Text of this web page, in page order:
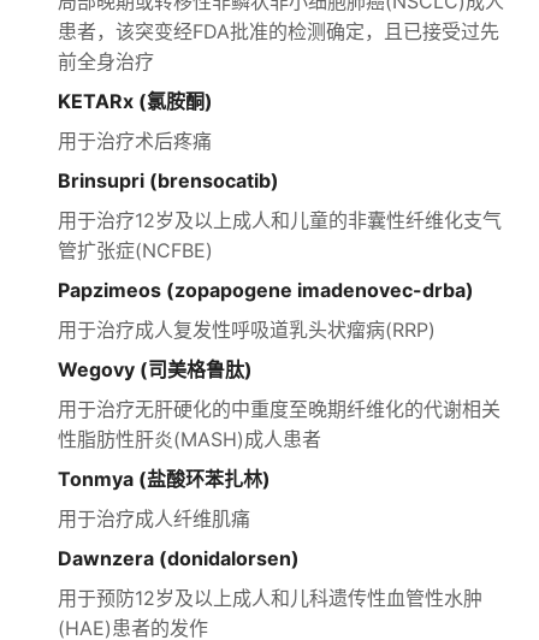
患者，该突变经FDA批准的检测确定，且已接受过先
前全身治疗
KETARx (氯胺酮)
用于治疗术后疼痛
Brinsupri (brensocatib)
用于治疗12岁及以上成人和儿童的非囊性纤维化支气
管扩张症(NCFBE)
Papzimeos (zopapogene imadenovec-drba)
用于治疗成人复发性呼吸道乳头状瘤病(RRP)
Wegovy (司美格鲁肽)
用于治疗无肝硬化的中重度至晚期纤维化的代谢相关
性脂肪性肝炎(MASH)成人患者
Tonmya (盐酸环苯扎林)
用于治疗成人纤维肌痛
Dawnzera (donidalorsen)
用于预防12岁及以上成人和儿科遗传性血管性水肿
(HAE)患者的发作